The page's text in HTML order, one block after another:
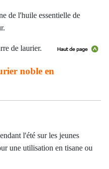
de l'huile essentielle de
de laurier.
noble en
l'été sur les jeunes
une utilisation en tisane ou